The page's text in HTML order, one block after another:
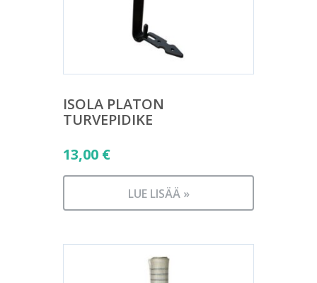
ISOLA PLATON
TURVEPIDIKE
13,00 €
LUE LISÄÄ »